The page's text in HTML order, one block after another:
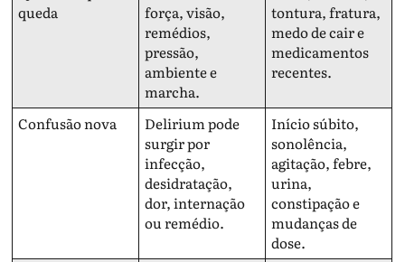
queda
força, visão,
remédios,
pressão,
ambiente e
marcha.
tontura, fratura,
medo de cair e
medicamentos
recentes.
Confusão nova
Delirium pode
surgir por
infecção,
desidratação,
dor, internação
ou remédio.
Início súbito,
sonolência,
agitação, febre,
urina,
constipação e
mudanças de
dose.